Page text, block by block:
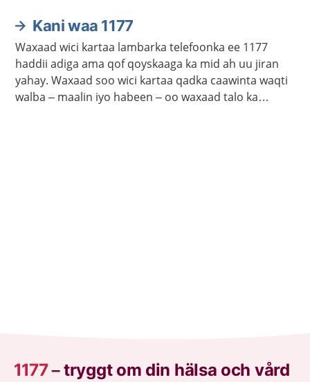
Kani waa 1177
Waxaad wici kartaa lambarka telefoonka ee 1177
haddii adiga ama qof qoyskaaga ka mid ah uu jiran
yahay. Waxaad soo wici kartaa qadka caawinta waqti
walba – maalin iyo habeen – oo waxaad talo ka
1177–tryggt om din hälsa och vård